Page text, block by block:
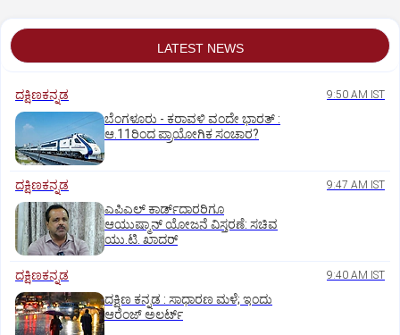
LATEST NEWS
ದಕ್ಷಿಣಕನ್ನಡ 9:50 AM IST
ಬೆಂಗಳೂರು - ಕರಾವಳಿ ವಂದೇ ಭಾರತ್‌ :
ಆ.11ರಿಂದ ಪ್ರಾಯೋಗಿಕ ಸಂಚಾರ?
ದಕ್ಷಿಣಕನ್ನಡ 9:47 AM IST
ಎಪಿಎಲ್‌ ಕಾರ್ಡ್‌ದಾರರಿಗೂ
ಆಯುಷ್ಮಾನ್‌ ಯೋಜನೆ ವಿಸ್ತರಣೆ: ಸಚಿವ
ಯು.ಟಿ. ಖಾದರ್
ದಕ್ಷಿಣಕನ್ನಡ 9:40 AM IST
ದಕ್ಷಿಣ ಕನ್ನಡ : ಸಾಧಾರಣ ಮಳೆ; ಇಂದು
ಆರೆಂಜ್‌ ಅಲರ್ಟ್